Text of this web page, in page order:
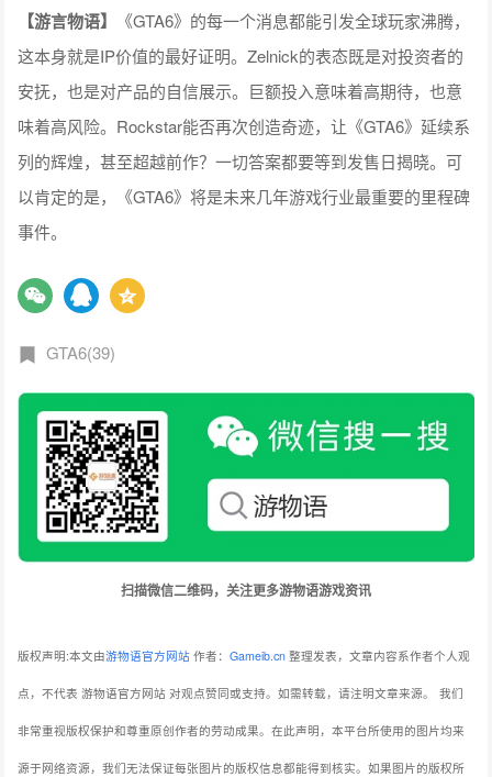
【游言物语】
《GTA6》的每一个消息都能引发全球玩家沸腾，
这本身就是IP价值的最好证明。Zelnick的表态既是对投资者的
安抚，也是对产品的自信展示。巨额投入意味着高期待，也意
味着高风险。Rockstar能否再次创造奇迹，让《GTA6》延续系
列的辉煌，甚至超越前作？一切答案都要等到发售日揭晓。可
以肯定的是，《GTA6》将是未来几年游戏行业最重要的里程碑
事件。
GTA6(39)
扫描微信二维码，关注更多游物语游戏资讯
版权声明:本文由游物语官方网站 作者：Gameib.cn 整理发表，文章内容系作者个人观
点，不代表 游物语官方网站 对观点赞同或支持。如需转载，请注明文章来源。 我们
非常重视版权保护和尊重原创作者的劳动成果。在此声明，本平台所使用的图片均来
源于网络资源，我们无法保证每张图片的版权信息都能得到核实。如果图片的版权所